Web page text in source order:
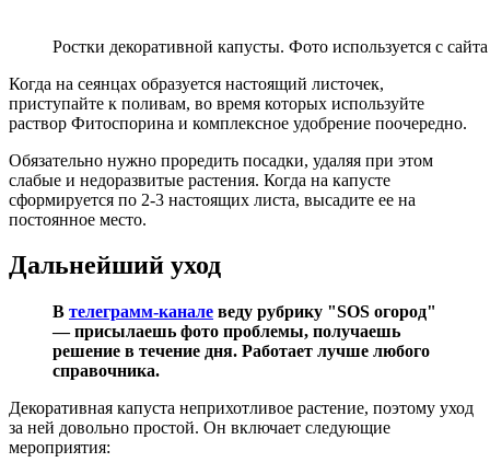
Ростки декоративной капусты. Фото используется с
Когда на сеянцах образуется настоящий листочек,
приступайте к поливам, во время которых используйте
раствор Фитоспорина и комплексное удобрение поочередно.
Обязательно нужно проредить посадки, удаляя при этом
слабые и недоразвитые растения. Когда на капусте
сформируется по 2-3 настоящих листа, высадите ее на
постоянное место.
Дальнейший уход
В телеграмм-канале веду рубрику "SOS огород"
— присылаешь фото проблемы, получаешь
решение в течение дня. Работает лучше любого
справочника.
Декоративная капуста неприхотливое растение, поэтому уход
за ней довольно простой. Он включает следующие
мероприятия: